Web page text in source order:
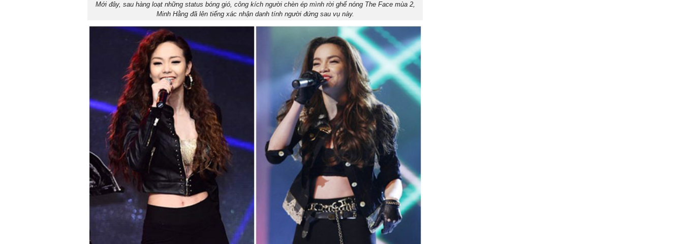
Mới đây, sau hàng loạt những status bóng gió, công kích người chèn ép mình rời ghế nóng The Face mùa 2,
Minh Hằng đã lên tiếng xác nhận danh tính người đứng sau vụ này.